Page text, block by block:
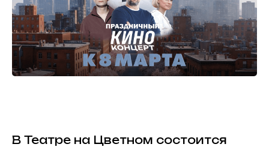
В Театре на Цветном состоится